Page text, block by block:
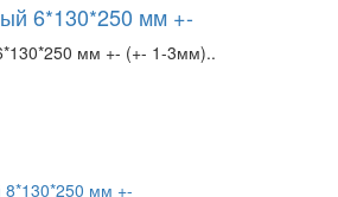
6*130*250 мм +-
мм +- (+- 1-3мм)..